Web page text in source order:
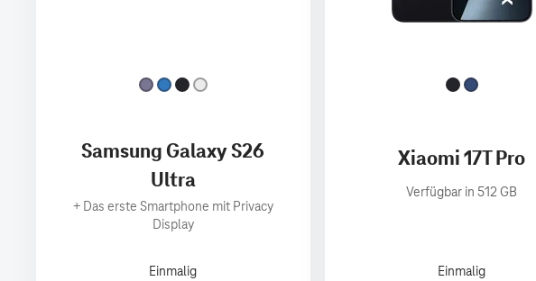
Samsung Galaxy S26
Ultra
+ Das erste Smartphone mit Privacy
Display
Einmalig
Xiaomi 17T Pro
Verfügbar in 512 GB
Einmalig